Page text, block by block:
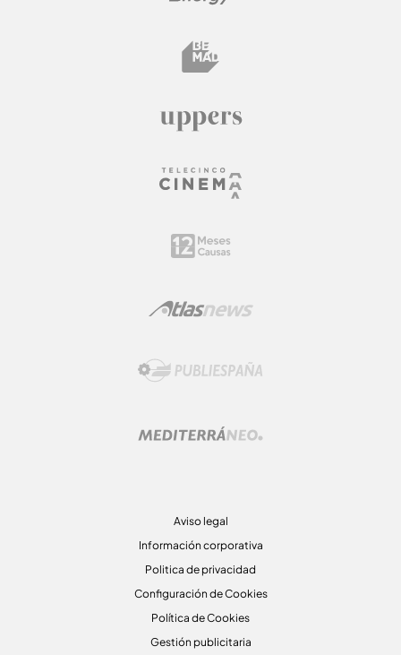
Aviso legal
Información corporativa
Politica de privacidad
Configuración de Cookies
Política de Cookies
Gestión publicitaria